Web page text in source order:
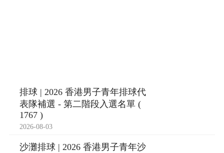
排球 | 2026 香港男子青年排球代
表隊補選 - 第二階段入選名單 (
1767 )
2026-08-03
沙灘排球 | 2026 香港男子青年沙